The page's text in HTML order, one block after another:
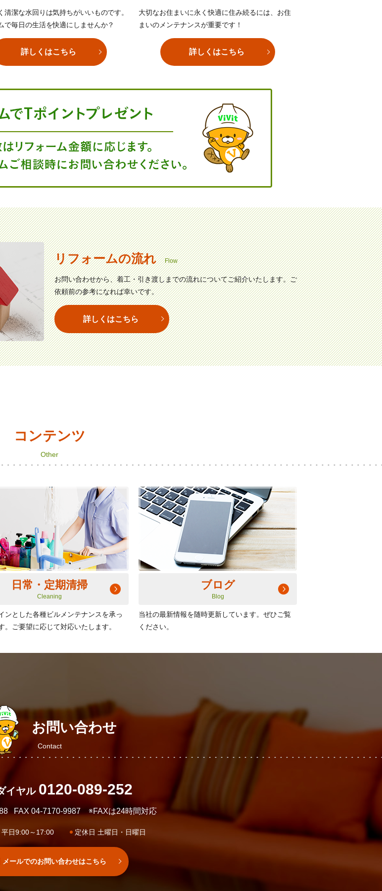
清潔な水回りは気持ちがいいものです。
で毎日の生活を快適にしませんか？
詳しくはこちら
大切なお住まいに永く快適に住み続るには、お住
まいのメンテナンスが重要です！
詳しくはこちら
リフォームの流れ Flow
お問い合わせから、着工・引き渡しまでの流れについてご紹介いたします。ご
依頼前の参考になれば幸いです。
詳しくはこちら
コンテンツ
Other
日常・定期清掃
Cleaning
ンとした各種ビルメンテナンスを承っ
。ご要望に応じて対応いたします。
ブログ
Blog
当社の最新情報を随時更新しています。ぜひご覧
ください。
お問い合わせ
Contact
イヤル 0120-089-252
FAX 04-7170-9987 ※FAXは24時間対応
日9:00～17:00 定休日 土曜日・日曜日
メールでのお問い合わせはこちら